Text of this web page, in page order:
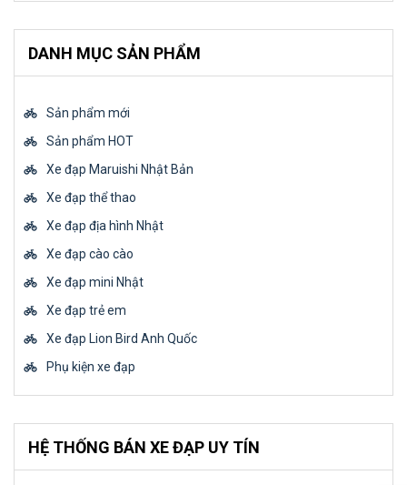
DANH MỤC SẢN PHẨM
Sản phẩm mới
Sản phẩm HOT
Xe đạp Maruishi Nhật Bản
Xe đạp thể thao
Xe đạp địa hình Nhật
Xe đạp cào cào
Xe đạp mini Nhật
Xe đạp trẻ em
Xe đạp Lion Bird Anh Quốc
Phụ kiện xe đạp
HỆ THỐNG BÁN XE ĐẠP UY TÍN